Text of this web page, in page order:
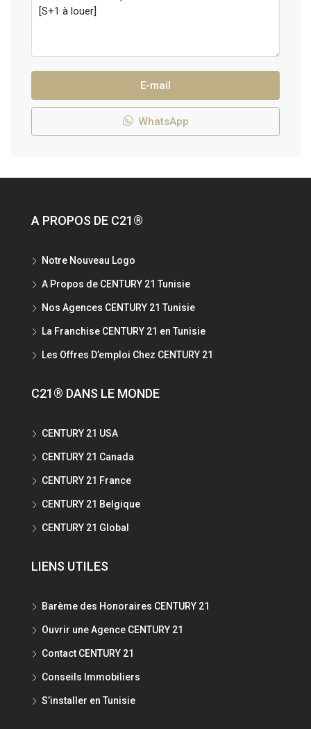
E-mail
WhatsApp
A PROPOS DE C21®
Notre Nouveau Logo
A Propos de CENTURY 21 Tunisie
Nos Agences CENTURY 21 Tunisie
La Franchise CENTURY 21 en Tunisie
Les Offres D’emploi Chez CENTURY 21
C21® DANS LE MONDE
CENTURY 21 USA
CENTURY 21 Canada
CENTURY 21 France
CENTURY 21 Belgique
CENTURY 21 Global
LIENS UTILES
Barème des Honoraires CENTURY 21
Ouvrir une Agence CENTURY 21
Contact CENTURY 21
Conseils Immobiliers
S’installer en Tunisie